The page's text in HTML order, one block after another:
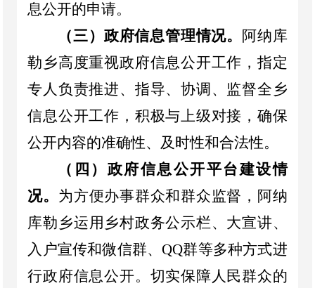
息公开的申请。
（三）政府信息管理情况。 阿纳库
勒乡高度重视政府信息公开工作， 指定
专人负责推进、指导、协调、监督全乡
信息公开工作，积极与上级对接， 确保
公开内容的准确性、及时性和合法性。
（四） 政府信息公开平台建设情
况。 为方便办事群众和群众监督， 阿纳
库勒乡运用 乡村政务公示栏、大宣讲、
入户宣传和微信群、QQ群等多种方式进
行政府信息公开。切实保障人民群众的